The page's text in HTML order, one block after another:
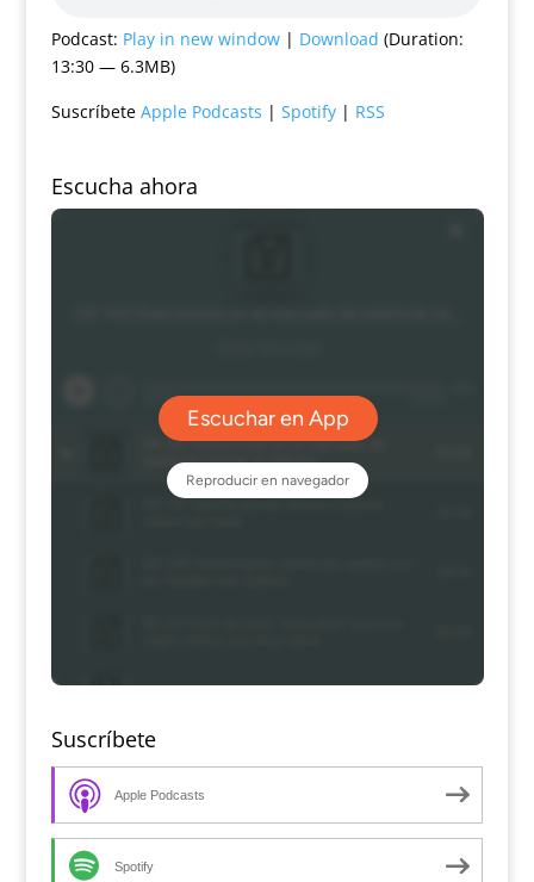
Podcast: Play in new window| Download (Duration:
13:30 — 6.3MB)
Suscríbete Apple Podcasts | Spotify| RSS
Escucha ahora
Suscríbete
Apple Podcasts
Spotify